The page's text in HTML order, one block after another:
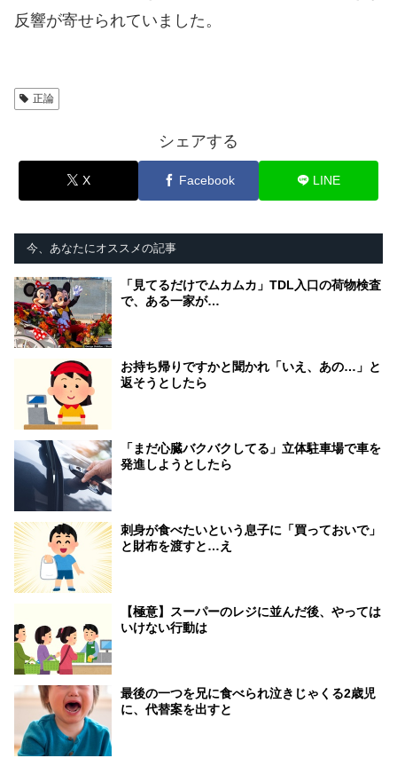
反響が寄せられていました。
正論
シェアする
X Facebook LINE
今、あなたにオススメの記事
「見てるだけでムカムカ」TDL入口の荷物検査
で、ある一家が…
お持ち帰りですかと聞かれ「いえ、あの…」と
返そうとしたら
「まだ心臓バクバクしてる」立体駐車場で車を
発進しようとしたら
刺身が食べたいという息子に「買っておいで」
と財布を渡すと…え
【極意】スーパーのレジに並んだ後、やっては
いけない行動は
最後の一つを兄に食べられ泣きじゃくる2歳児
に、代替案を出すと